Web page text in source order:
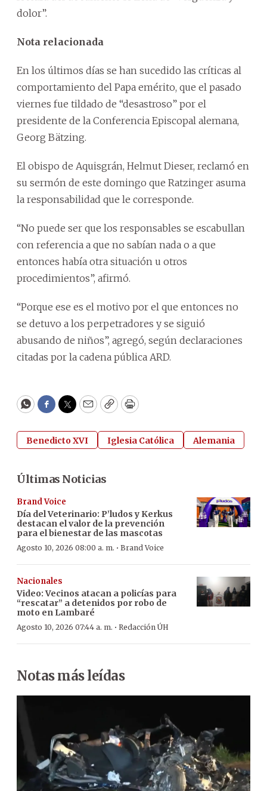
dolor”.
Nota relacionada
En los últimos días se han sucedido las críticas al
comportamiento del Papa emérito, que el pasado
viernes fue tildado de “desastroso” por el
presidente de la Conferencia Episcopal alemana,
Georg Bätzing.
El obispo de Aquisgrán, Helmut Dieser, reclamó en
su sermón de este domingo que Ratzinger asuma
la responsabilidad que le corresponde.
“No puede ser que los responsables se escabullan
con referencia a que no sabían nada o a que
entonces había otra situación u otros
procedimientos”, afirmó.
“Porque ese es el motivo por el que entonces no
se detuvo a los perpetradores y se siguió
abusando de niños”, agregó, según declaraciones
citadas por la cadena pública ARD.
WhatsApp
Facebook
Twitter
EmailCopyPrint
Benedicto XVI Iglesia Católica Alemania
Últimas Noticias
Brand Voice
Día del Veterinario: P’ludos y Kerkus
destacan el valor de la prevención
para el bienestar de las mascotas
Agosto 10, 2026 08:00 a. m. · Brand Voice
Nacionales
Video: Vecinos atacan a policías para
“rescatar” a detenidos por robo de
moto en Lambaré
Agosto 10, 2026 07:44 a. m. · Redacción ÚH
Notas más leídas